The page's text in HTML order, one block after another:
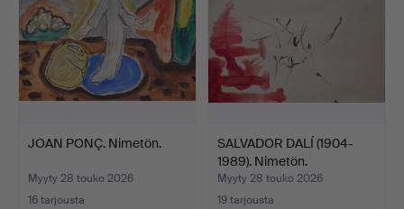
JOAN PONÇ. Nimetön.
Myyty 28 touko 2026
16 tarjousta
SALVADOR DALÍ (1904-
1989). Nimetön.
Myyty 28 touko 2026
19 tarjousta